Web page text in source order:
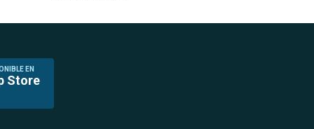
EN
Store